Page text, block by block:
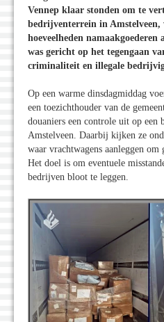
Vennep klaar stonden om te
bedrijventerrein in Amstelveen,
hoeveelheden
was gericht op het tegengaan
criminaliteit en illegale
Op een warme dinsdagmiddag
een toezichthouder van de
douaniers een controle uit op een
Amstelveen. Daarbij kijken ze
waar vrachtwagens aanleggen om
Het doel is om eventuele
bedrijven bloot te leggen.